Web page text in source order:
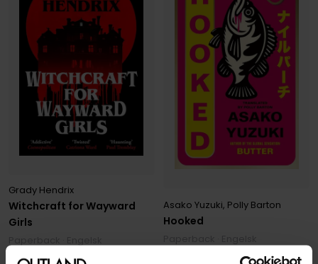
Witchcraft for Wayward
Girls
Grady Hendrix
Hooked
Asako Yuzuki, Polly Barton